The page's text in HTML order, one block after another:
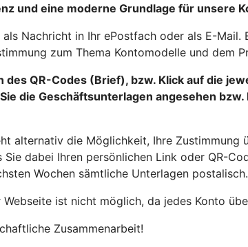
und eine moderne Grundlage für unsere
Nachricht in Ihr ePostfach oder als E-
zum Thema Kontomodelle und dem
QR-Codes (Brief), bzw. Klick auf die
die Geschäftsunterlagen angesehen
alternativ die Möglichkeit, Ihre Zustimmung
dabei Ihren persönlichen Link oder QR-
Wochen sämtliche Unterlagen
ist nicht möglich, da jedes Konto
Zusammenarbeit!